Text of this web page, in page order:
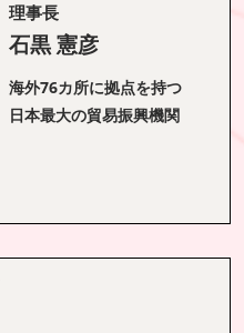
理事長
石黒 憲彦
海外76カ所に拠点を持つ
日本最大の貿易振興機関